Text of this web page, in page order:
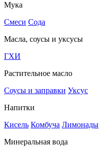
Мука
Смеси Сода
Масла, соусы и уксусы
ГХИ
Растительное масло
Соусы и заправки Уксус
Напитки
Кисель Комбуча Лимонады
Минеральная вода